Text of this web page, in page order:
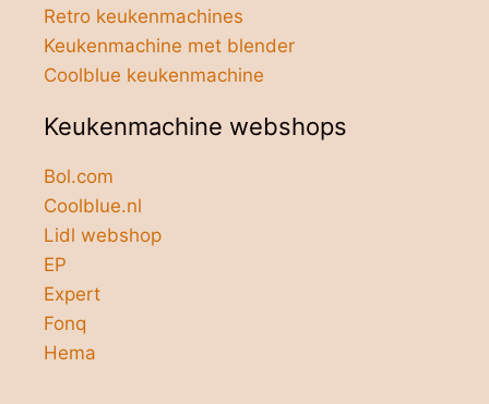
Retro keukenmachines
Keukenmachine met blender
Coolblue keukenmachine
Keukenmachine webshops
Bol.com
Coolblue.nl
Lidl webshop
EP
Expert
Fonq
Hema